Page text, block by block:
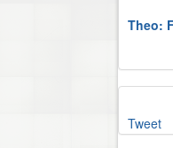
Theo:
Tweet